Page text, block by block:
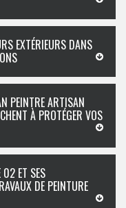
EXTÉRIEURS DANS
PEINTRE ARTISAN
À PROTÉGER VOS
02 ET SES
DE PEINTURE